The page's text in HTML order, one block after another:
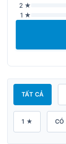
2 ★
1 ★
TẤT CẢ
1 ★ CÓ